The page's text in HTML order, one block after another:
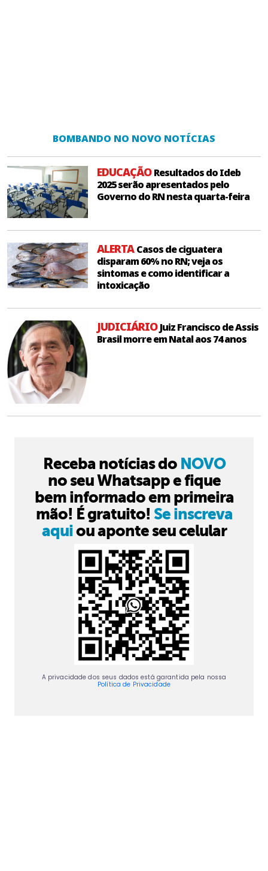
BOMBANDO NO NOVO NOTÍCIAS
EDUCAÇÃOResultados do Ideb
2025 serão apresentados pelo
Governo do RN nesta quarta-feira
ALERTACasos de ciguatera
disparam 60% no RN; veja os
sintomas e como identificar a
intoxicação
JUDICIÁRIOJuiz Francisco de Assis
Brasil morre em Natal aos 74 anos
Receba notícias do NOVO
no seu Whatsapp e fique
bem informado em primeira
mão! É gratuito! Se inscreva
aquiou aponte seu celular
A privacidade dos seus dados está garantida pela nossa
Política de Privacidade